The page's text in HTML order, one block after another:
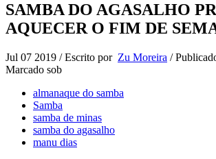
SAMBA DO AGASALHO
AQUECER O FIM DE
Jul 07 2019 /Escrito por Zu Moreira /
Marcado sob
almanaque do samba
Samba
samba de minas
samba do agasalho
manu dias